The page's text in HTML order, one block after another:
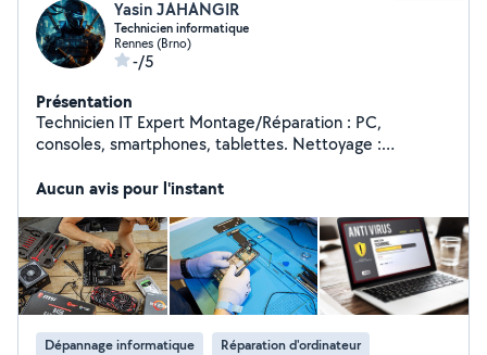
Yasin JAHANGIR
Technicien informatique
Rennes (Brno)
-/5
Présentation
Technicien IT Expert Montage/Réparation : PC,
consoles, smartphones, tablettes. Nettoyage :
Optimisation : Boostez performances, antivirus inclus.
Transferts/Récupération : Données sécurisées,
récupération assurée. Diagnostic : Résolution de tous
problèmes, physiques ou numériques. Disponible pour
vous aider à tirer le meilleur de votre technologie.
Service rapide, efficace et de confiance. Contactez-
moi!
Aucun avis pour l'instant
Dépannage informatique Réparation d'ordinateur